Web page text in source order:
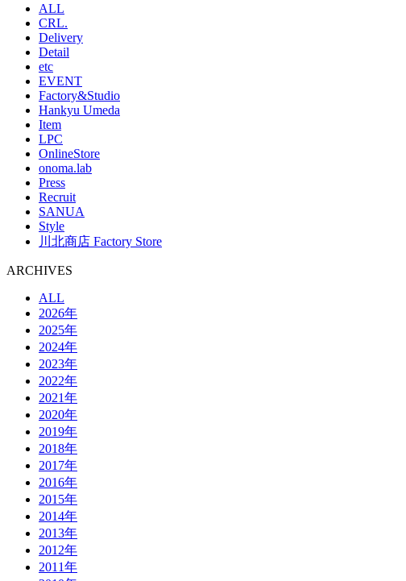
ALL
CRL.
Delivery
Detail
etc
EVENT
Factory&Studio
Hankyu Umeda
Item
LPC
OnlineStore
onoma.lab
Press
Recruit
SANUA
Style
川北商店 Factory Store
ARCHIVES
ALL
2026年
2025年
2024年
2023年
2022年
2021年
2020年
2019年
2018年
2017年
2016年
2015年
2014年
2013年
2012年
2011年